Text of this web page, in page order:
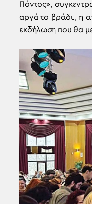
Πόντος»,
αργά το βράδυ, η
εκδήλωση που θα